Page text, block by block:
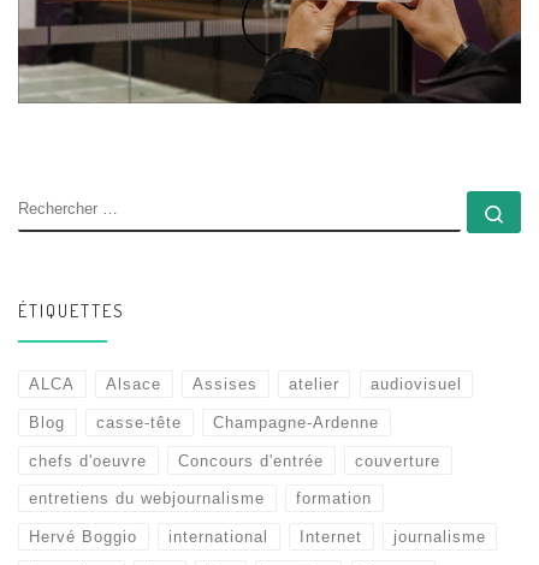
RECHERCHER
ÉTIQUETTES
ALCA Alsace Assises atelier audiovisuel
Blog casse-tête Champagne-Ardenne
chefs d'oeuvre Concours d'entrée couverture
entretiens du webjournalisme formation
Hervé Boggio international Internet journalisme